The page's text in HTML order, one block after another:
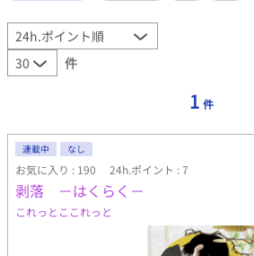
件
1 件
連載中 なし
お気に入り : 190 24h.ポイント : 7
剥落 －はくらく－
これっとここれっと